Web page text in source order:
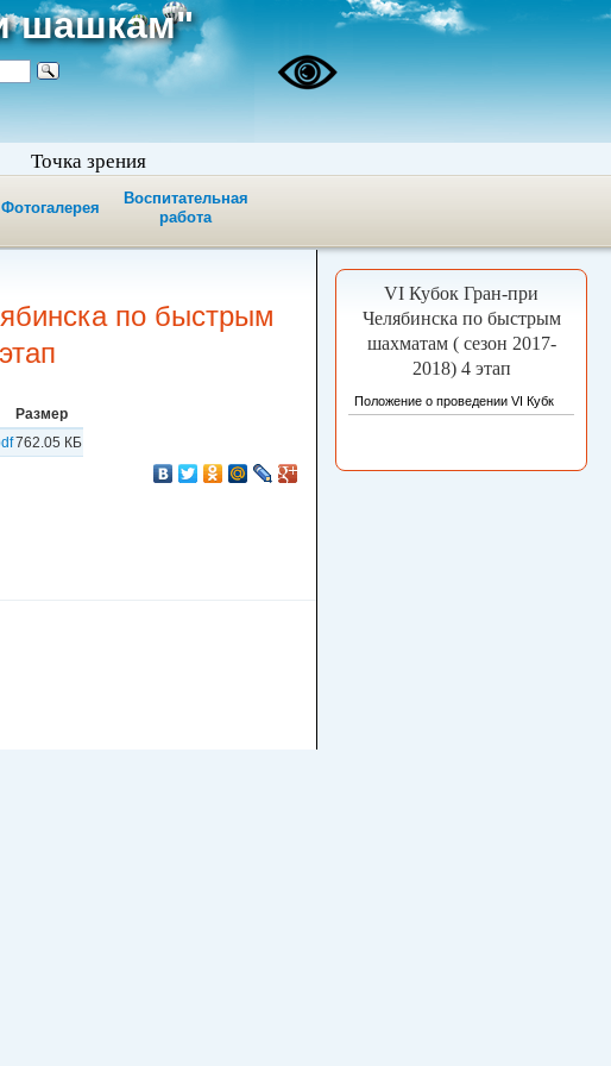
шашкам"
Фотогалерея
Воспитательная
работа
Точка зрения
по быстрым
Размер
762.05 КБ
VI Кубок Гран-при
Челябинска по быстрым
шахматам ( сезон 2017-
2018) 4 этап
Положение о проведении VI Кубк